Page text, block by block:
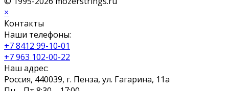
×
Контакты
Наши телефоны:
+7 8412 99-10-01
+7 963 102-00-22
Наш адрес:
Россия, 440039, г. Пенза, ул. Гагарина, 11а